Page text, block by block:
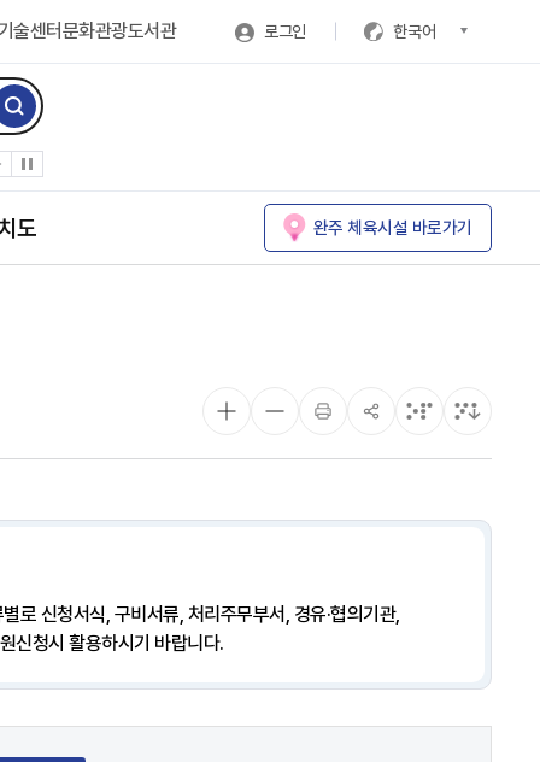
술센터문화관광도서관 로그인 한국어
도 완주 체육시설 바로가기
로 신청서식, 구비서류, 처리주무부서, 경유·협의기관,
신청시 활용하시기 바랍니다.